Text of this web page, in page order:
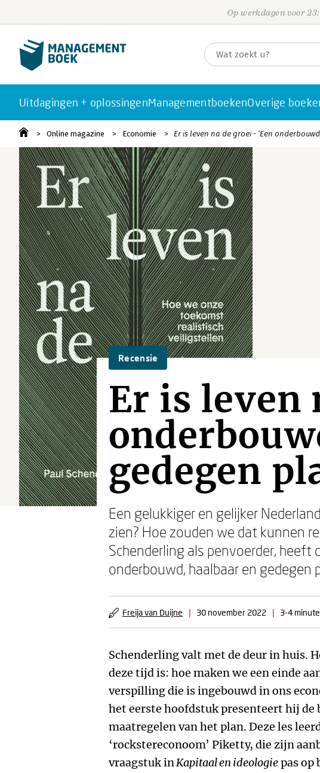
Op werkdagen voor
Uitdagingen + oplossingenManagementboekenOverige
Online magazine Economie Er is leven na de groei - ‘Een
Recensie
Er is leven
gedegen
Een gelukkiger en gelijker
zien? Hoe zouden we dat kunnen
Schenderling als penvoerder, heeft
onderbouwd, haalbaar en gedegen
Freija van Duijne | 30 november 2022 | 3-4
Schenderling valt met de deur in huis.
deze tijd is: hoe maken we een einde
verspilling die is ingebouwd in ons
het eerste hoofdstuk presenteert hij de
maatregelen van het plan. Deze les
‘rockstereconoom’ Piketty, die zijn
vraagstuk inKapitaal en ideologiepas op